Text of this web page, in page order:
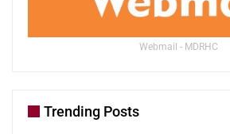
Webmail - MDRHC
Trending Posts